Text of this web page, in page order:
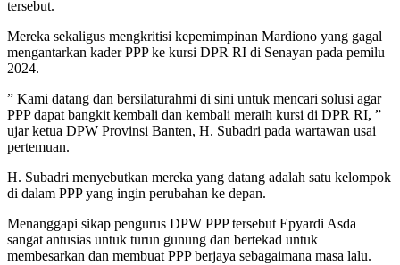
tersebut.
Mereka sekaligus mengkritisi kepemimpinan Mardiono yang gagal
mengantarkan kader PPP ke kursi DPR RI di Senayan pada pemilu
2024.
” Kami datang dan bersilaturahmi di sini untuk mencari solusi agar
PPP dapat bangkit kembali dan kembali meraih kursi di DPR RI, ”
ujar ketua DPW Provinsi Banten, H. Subadri pada wartawan usai
pertemuan.
H. Subadri menyebutkan mereka yang datang adalah satu kelompok
di dalam PPP yang ingin perubahan ke depan.
Menanggapi sikap pengurus DPW PPP tersebut Epyardi Asda
sangat antusias untuk turun gunung dan bertekad untuk
membesarkan dan membuat PPP berjaya sebagaimana masa lalu.